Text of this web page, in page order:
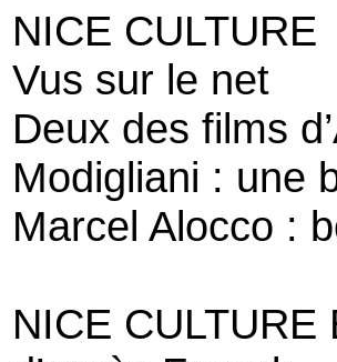
NICE CULTURE
Vus sur le net
Deux des films
Modigliani : une
Marcel Alocco :
NICE CULTURE